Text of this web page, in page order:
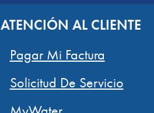
ATENCIÓN AL CLIENTE
Pagar Mi Factura
Solicitud De Servicio